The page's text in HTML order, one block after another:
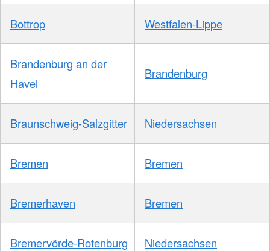
Bottrop Westfalen-Lippe
Brandenburg an der
Havel
Brandenburg
Braunschweig-Salzgitter Niedersachsen
Bremen Bremen
Bremerhaven Bremen
Bremervörde-Rotenburg Niedersachsen